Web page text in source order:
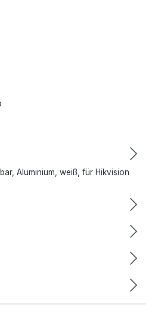
Aluminium, weiß, für Hikvision